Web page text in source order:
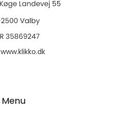
www.klikko.dk
Menu